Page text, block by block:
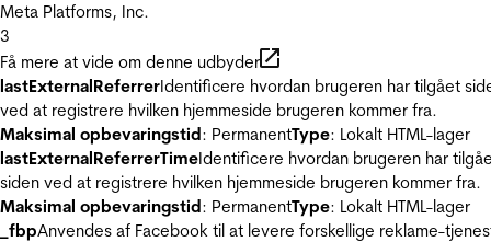
Meta Platforms, Inc.
3
Få mere at vide om denne udbyder
lastExternalReferrerIdentificere hvordan brugeren har tilgået
ved at registrere hvilken hjemmeside brugeren kommer fra.
Maksimal opbevaringstid: PermanentType: Lokalt HTML-lager
lastExternalReferrerTimeIdentificere hvordan brugeren har
siden ved at registrere hvilken hjemmeside brugeren kommer fra.
Maksimal opbevaringstid: PermanentType: Lokalt HTML-lager
_fbpAnvendes af Facebook til at levere forskellige reklame-